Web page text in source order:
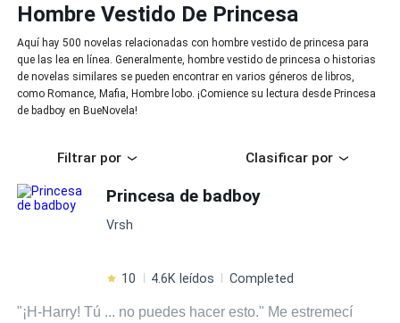
Hombre Vestido De Princesa
Aquí hay 500 novelas relacionadas con hombre vestido de princesa para
que las lea en línea. Generalmente, hombre vestido de princesa o historias
de novelas similares se pueden encontrar en varios géneros de libros,
como Romance, Mafia, Hombre lobo. ¡Comience su lectura desde Princesa
de badboy en BueNovela!
Filtrar por Clasificar por
Princesa de badboy
Vrsh
10 4.6K leídos Completed
"¡H-Harry! Tú ... no puedes hacer esto." Me estremecí